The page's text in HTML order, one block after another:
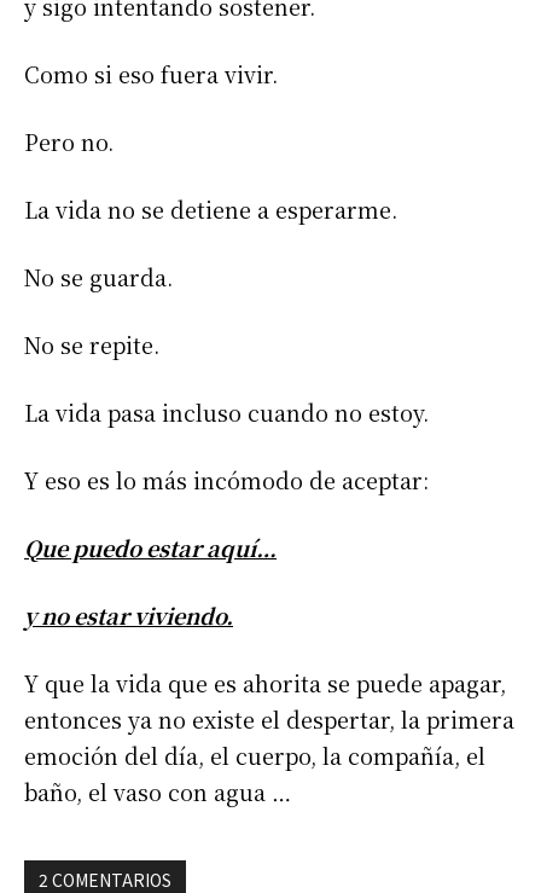
Como si eso fuera vivir.
Pero no.
La vida no se detiene a esperarme.
No se guarda.
No se repite.
La vida pasa incluso cuando no estoy.
Y eso es lo más incómodo de aceptar:
Que puedo estar aquí…
y no estar viviendo.
Y que la vida que es ahorita se puede apagar,
entonces ya no existe el despertar, la primera
emoción del día, el cuerpo, la compañía, el
baño, el vaso con agua …
2 COMENTARIOS